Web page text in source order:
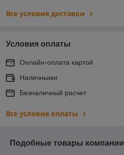
Все условия доставки
Условия оплаты
Онлайн-оплата картой
Наличными
Безналичный расчет
Все условия оплаты
Подобные товары компании